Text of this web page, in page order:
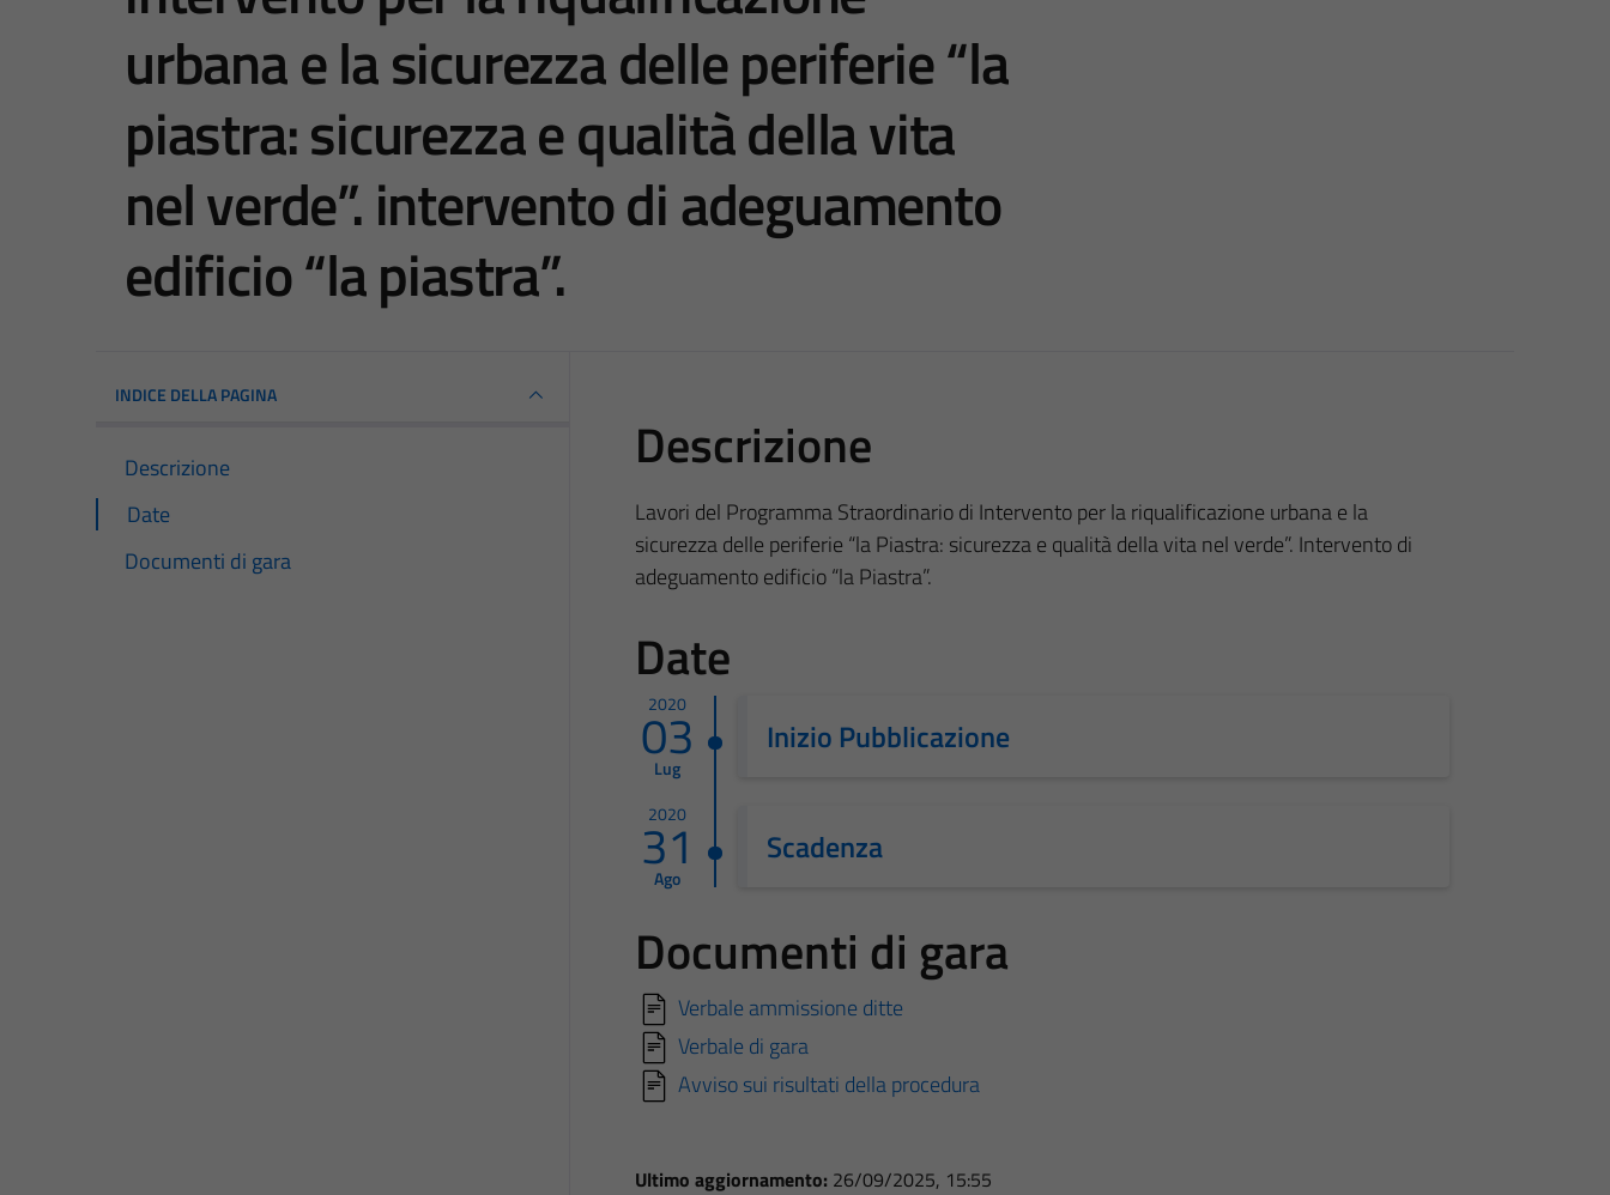
urbana e la sicurezza delle periferie “la
piastra: sicurezza e qualità della vita
nel verde”. intervento di adeguamento
edificio “la piastra”.
INDICE DELLA PAGINA
Descrizione
Date
Documenti di gara
Descrizione
Lavori del Programma Straordinario di Intervento per la riqualificazione urbana e la
sicurezza delle periferie “la Piastra: sicurezza e qualità della vita nel verde”. Intervento di
adeguamento edificio “la Piastra”.
Date
2020
03
Lug
Inizio Pubblicazione
2020
31
Ago
Scadenza
Documenti di gara
Verbale ammissione ditte
Verbale di gara
Avviso sui risultati della procedura
Ultimo aggiornamento: 26/09/2025, 15:55